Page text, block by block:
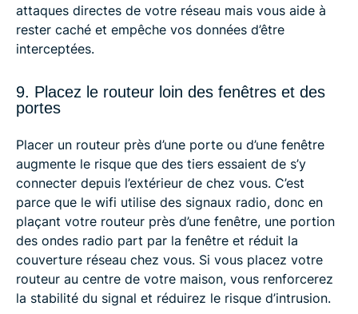
attaques directes de votre réseau mais vous aide à
rester caché et empêche vos données d’être
interceptées.
9. Placez le routeur loin des fenêtres et des
portes
Placer un routeur près d’une porte ou d’une fenêtre
augmente le risque que des tiers essaient de s’y
connecter depuis l’extérieur de chez vous. C’est
parce que le wifi utilise des signaux radio, donc en
plaçant votre routeur près d’une fenêtre, une portion
des ondes radio part par la fenêtre et réduit la
couverture réseau chez vous. Si vous placez votre
routeur au centre de votre maison, vous renforcerez
la stabilité du signal et réduirez le risque d’intrusion.